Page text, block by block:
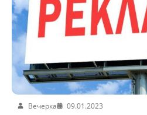
Вечерка
09.01.2023